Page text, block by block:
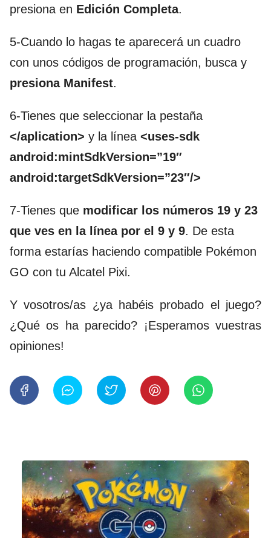
presiona en Edición Completa.
5-Cuando lo hagas te aparecerá un cuadro
con unos códigos de programación, busca y
presiona Manifest.
6-Tienes que seleccionar la pestaña
</aplication> y la línea <uses-sdk
android:mintSdkVersion=”19″
android:targetSdkVersion=”23″/>
7-Tienes que modificar los números 19 y 23
que ves en la línea por el 9 y 9. De esta
forma estarías haciendo compatible Pokémon
GO con tu Alcatel Pixi.
Y vosotros/as ¿ya habéis probado el juego?
¿Qué os ha parecido? ¡Esperamos vuestras
opiniones!